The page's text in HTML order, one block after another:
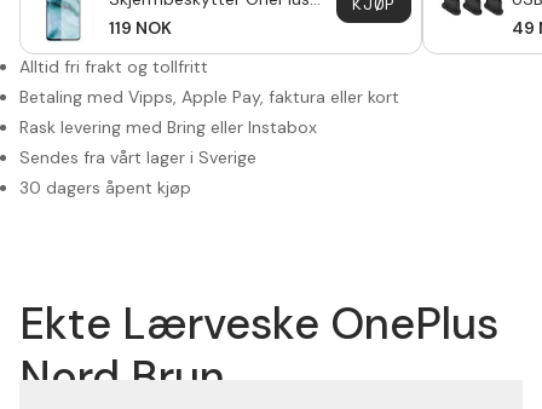
Nord
119 NOK
49
Alltid fri frakt og tollfritt
Betaling med Vipps, Apple Pay, faktura eller kort
Rask levering med Bring eller Instabox
Sendes fra vårt lager i Sverige
30 dagers åpent kjøp
Ekte Lærveske OnePlus
Nord Brun